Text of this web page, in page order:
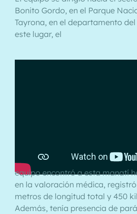
Bonito Gordo, en el Parque
Tayrona, en el departamento
este lugar, el
equipo encontró a esta manatí
en la valoración médica,
metros de longitud total y 450
Además, tenía presencia de